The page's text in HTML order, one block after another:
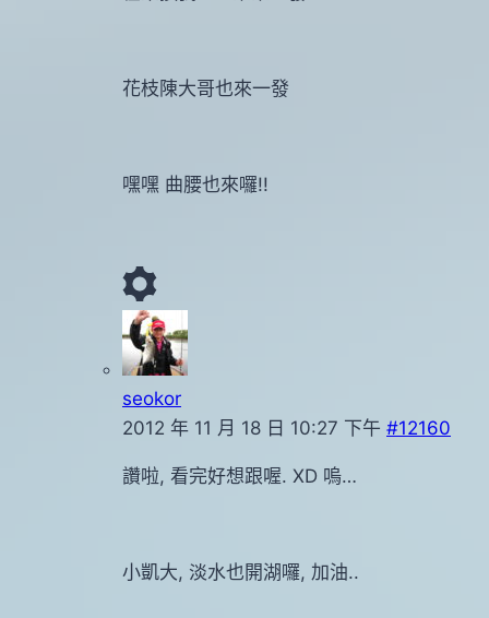
花枝陳大哥也來一發
嘿嘿 曲腰也來囉!!
seokor
2012 年 11 月 18 日 10:27 下午 #12160
讚啦, 看完好想跟喔. XD 嗚…
小凱大, 淡水也開湖囉, 加油..